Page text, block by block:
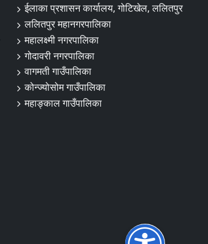
ईलाका प्रशासन कार्यालय, गोटिखेल, ललितपुर
ललितपुर महानगरपालिका
महालक्ष्मी नगरपालिका
गोदावरी नगरपालिका
वागमती गाउँपालिका
कोन्ज्योसोम गाउँपालिका
महाङ्काल गाउँपालिका